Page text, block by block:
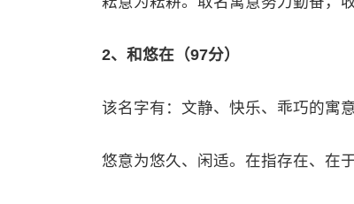
2、和悠在（97分）
该名字有：文静、快乐、乖巧的寓
悠意为悠久、闲适。在指存在、在于